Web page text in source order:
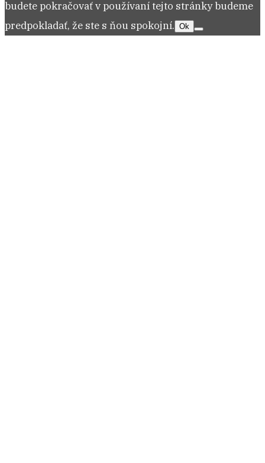
budete pokračovať v používaní tejto stránky budeme
predpokladať, že ste s ňou spokojní. Ok